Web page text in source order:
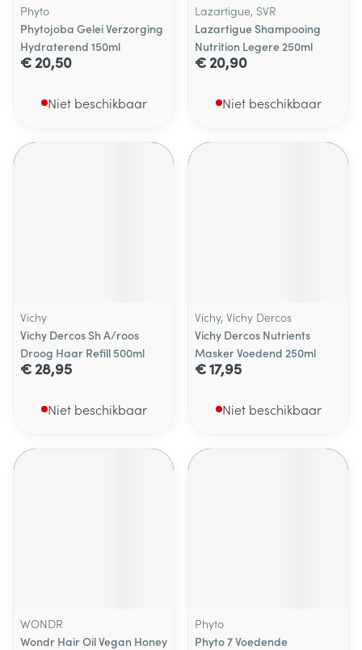
Phyto
Phytojoba Gelei Verzorging
Hydraterend 150ml
€ 20,50
Niet beschikbaar
Lazartigue, SVR
Lazartigue Shampooing
Nutrition Legere 250ml
€ 20,90
Niet beschikbaar
Vichy
Vichy Dercos Sh A/roos
Droog Haar Refill 500ml
€ 28,95
Niet beschikbaar
Vichy, Vichy Dercos
Vichy Dercos Nutrients
Masker Voedend 250ml
€ 17,95
Niet beschikbaar
WONDR
Wondr Hair Oil Vegan Honey
Phyto
Phyto 7 Voedende